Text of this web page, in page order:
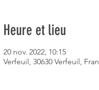
Heure et lieu
20 nov. 2022, 10:15
Verfeuil, 30630 Verfeuil,